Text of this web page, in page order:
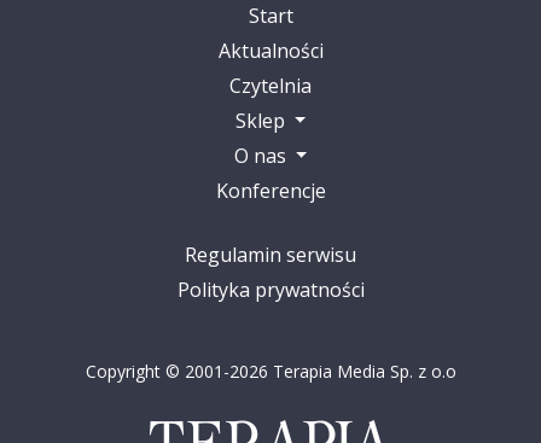
Start
Aktualności
Czytelnia
Sklep
O nas
Konferencje
Regulamin serwisu
Polityka prywatności
Copyright © 2001-2026 Terapia Media Sp. z o.o